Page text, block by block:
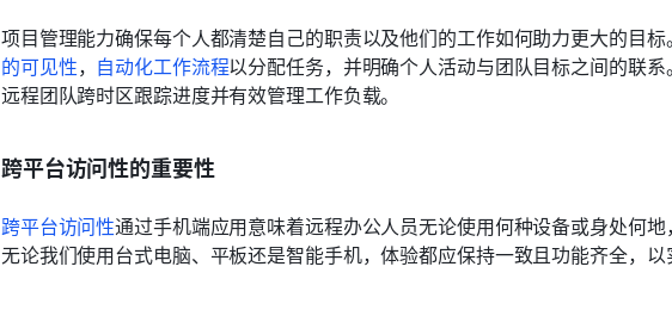
项目管理能力确保每个人都清楚自己的职责以及他们的工作如何助力更大的目
的可见性， 自动化工作流程以分配任务，并明确个人活动与团队目标之间的联
远程团队跨时区跟踪进度并有效管理工作负载。
跨平台访问性的重要性
跨平台访问性通过手机端应用意味着远程办公人员无论使用何种设备或身处何地
无论我们使用台式电脑、平板还是智能手机，体验都应保持一致且功能齐全，以